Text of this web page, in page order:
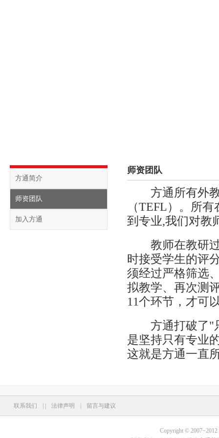
方通简介
师资团队
加入方通
师资团队
方通所有外教
（TEFL）。所
到专业,我们对教
教师在教研过
时接受学生的评
须经过严格筛选
拟教学、再次测
11个环节，才可
方通打破了"只
是坚持只有专业
这就是方通一直
联系我们 法律声明 留言与建议
Copyright © 2007~2012